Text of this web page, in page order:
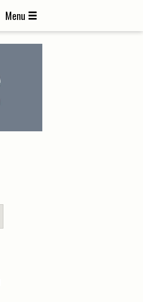
Menu